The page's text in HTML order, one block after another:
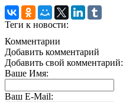
Теги к новости:
Комментарии
Добавить комментарий
Добавить свой комментарий:
Ваше Имя:
Ваш E-Mail: